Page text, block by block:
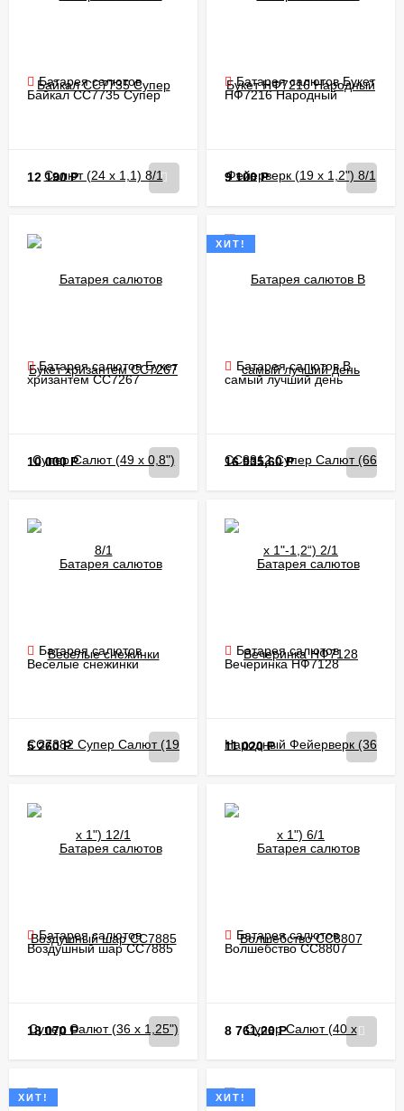
Батарея салютов
Байкал CC7735 Супер
12 190Р
Батарея салютов Букет
НФ7216 Народный
9 100Р
Батарея салютов Букет
хризантем CC7267
10 000Р
ХИТ!
Батарея салютов В
самый лучший день
16 935,60Р
Батарея салютов
Веселые снежинки
5 260Р
Батарея салютов
Вечеринка НФ7128
11 020Р
Батарея салютов
Воздушный шар CC7885
18 070Р
Батарея салютов
Волшебство CC8807
8 761,20Р
ХИТ! ХИТ!